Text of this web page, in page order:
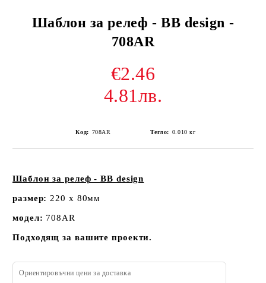
Шаблон за релеф - BB design -
708AR
€2.46
4.81лв.
Код: 708AR Тегло: 0.010 кг
Шаблон за релеф - BB design
размер: 220 х 80мм
модел: 708AR
Подходящ за вашите проекти.
Ориентировъчни цени за доставка